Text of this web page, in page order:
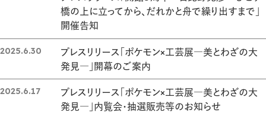
橋の上に立ってから、だれかと舟で繰り出すまで」
開催告知
2025.6.30
プレスリリース「ポケモン×工芸展―美とわざの大
発見―」開幕のご案内
2025.6.17
プレスリリース「ポケモン×工芸展―美とわざの大
発見―」内覧会・抽選販売等のお知らせ